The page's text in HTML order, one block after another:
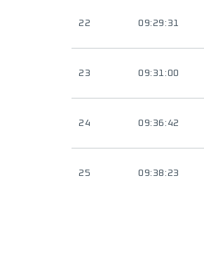
22 09:29:31
23 09:31:00
24 09:36:42
25 09:38:23